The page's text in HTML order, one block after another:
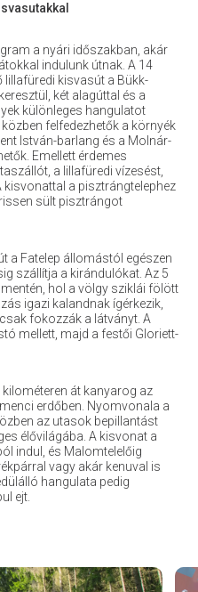
a nyári időszakban, akár
indulunk útnak. A 14
kisvasút a Bükk-
két alagúttal és a
különleges hangulatot
felfedezhetők a környék
István-barlang és a Molnár-
Emellett érdemes
a lillafüredi vízesést,
a pisztrángtelephez
sült pisztrángot
a Fatelep állomástól egészen
szállítja a kirándulókat. Az 5
hol a völgy sziklái fölött
igazi kalandnak ígérkezik,
fokozzák a látványt. A
mellett, majd a festői Gloriett-
át kanyarog az
erdőben. Nyomvonala a
az utasok bepillantást
élővilágába. A kisvonat a
indul, és Malomtelelőig
vagy akár kenuval is
hangulata pedig
ejt.